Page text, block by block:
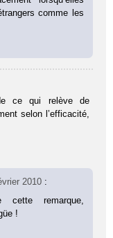
comme les
ce qui relève de
selon l’efficacité,
2010 :
remarque,
!